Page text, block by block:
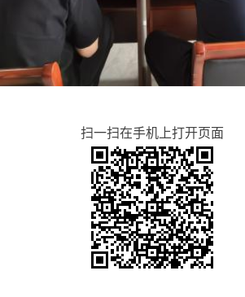
扫一扫在手机上打开页面